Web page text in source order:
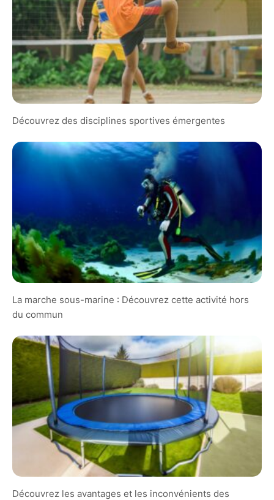
Découvrez des disciplines sportives émergentes
La marche sous-marine : Découvrez cette activité hors
du commun
Découvrez les avantages et les inconvénients des